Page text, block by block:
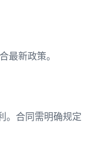
最新政策。
。合同需明确规定